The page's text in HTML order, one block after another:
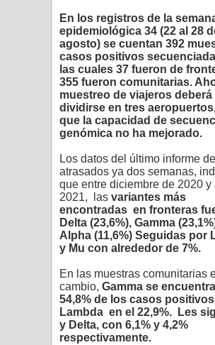
En los registros de la
epidemiológica 34 (22 al 28
agosto) se cuentan 392
casos positivos
las cuales 37 fueron de
355 fueron comunitarias.
muestreo de viajeros deberá
dividirse en tres
que la capacidad de
genómica no ha mejorado.
Los datos del último informe
atrasados ya dos semanas,
que entre diciembre de 2020 y
2021, las variantes más
encontradas en fronteras
Delta (23,6%), Gamma
Alpha (11,6%) Seguidas por
y Mu con alrededor de 7%.
En las muestras comunitarias
cambio, Gamma se
54,8% de los casos
Lambda en el 22,9%. Les
y Delta, con 6,1% y 4,2%
respectivamente.